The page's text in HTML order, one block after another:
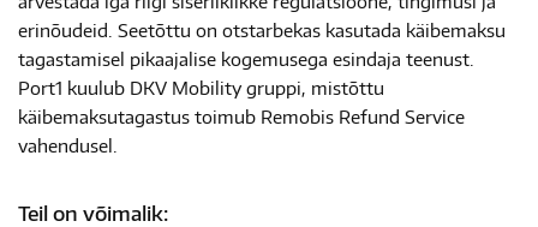
erinõudeid. Seetõttu on otstarbekas kasutada käibemaksu
tagastamisel pikaajalise kogemusega esindaja teenust.
Port1 kuulub DKV Mobility gruppi, mistõttu
käibemaksutagastus toimub Remobis Refund Service
vahendusel.
Teil on võimalik: